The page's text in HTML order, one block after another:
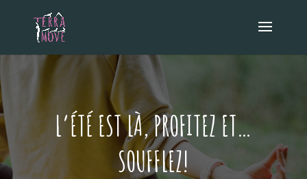
L’ÉTÉ EST LÀ, PROFITEZ ET…
SOUFFLEZ!